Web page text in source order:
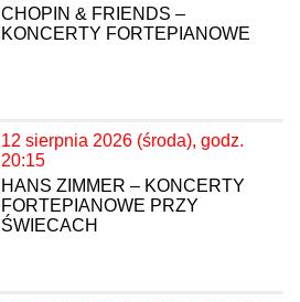
CHOPIN & FRIENDS –
KONCERTY FORTEPIANOWE
12 sierpnia 2026 (środa), godz.
20:15
HANS ZIMMER – KONCERTY
FORTEPIANOWE PRZY
ŚWIECACH